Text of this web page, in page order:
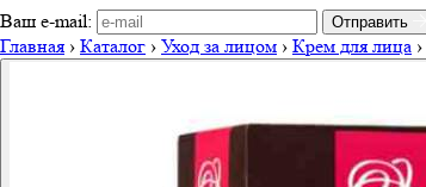
Ваш e-mail: Отправить
Главная › Каталог › Уход за лицом › Крем для лица ›